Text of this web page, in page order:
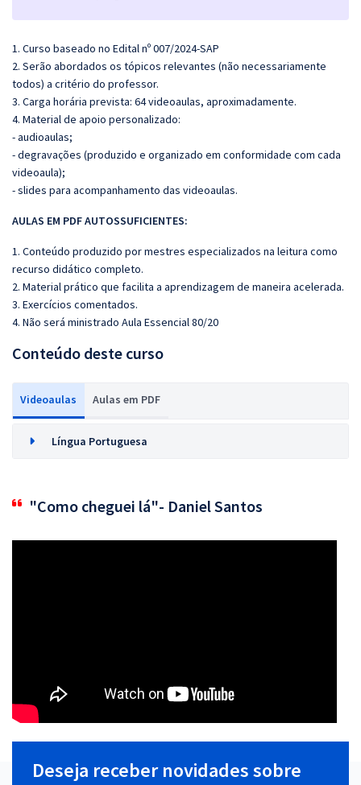
1. Curso baseado no Edital nº 007/2024-SAP
2. Serão abordados os tópicos relevantes (não necessariamente
todos) a critério do professor.
3. Carga horária prevista: 64 videoaulas, aproximadamente.
4. Material de apoio personalizado:
- audioaulas;
- degravações (produzido e organizado em conformidade com cada
videoaula);
- slides para acompanhamento das videoaulas.
AULAS EM PDF AUTOSSUFICIENTES:
1. Conteúdo produzido por mestres especializados na leitura como
recurso didático completo.
2. Material prático que facilita a aprendizagem de maneira acelerada.
3. Exercícios comentados.
4. Não será ministrado Aula Essencial 80/20
Conteúdo deste curso
Videoaulas Aulas em PDF
Língua Portuguesa
"Como cheguei lá"- Daniel Santos
Deseja receber novidades sobre